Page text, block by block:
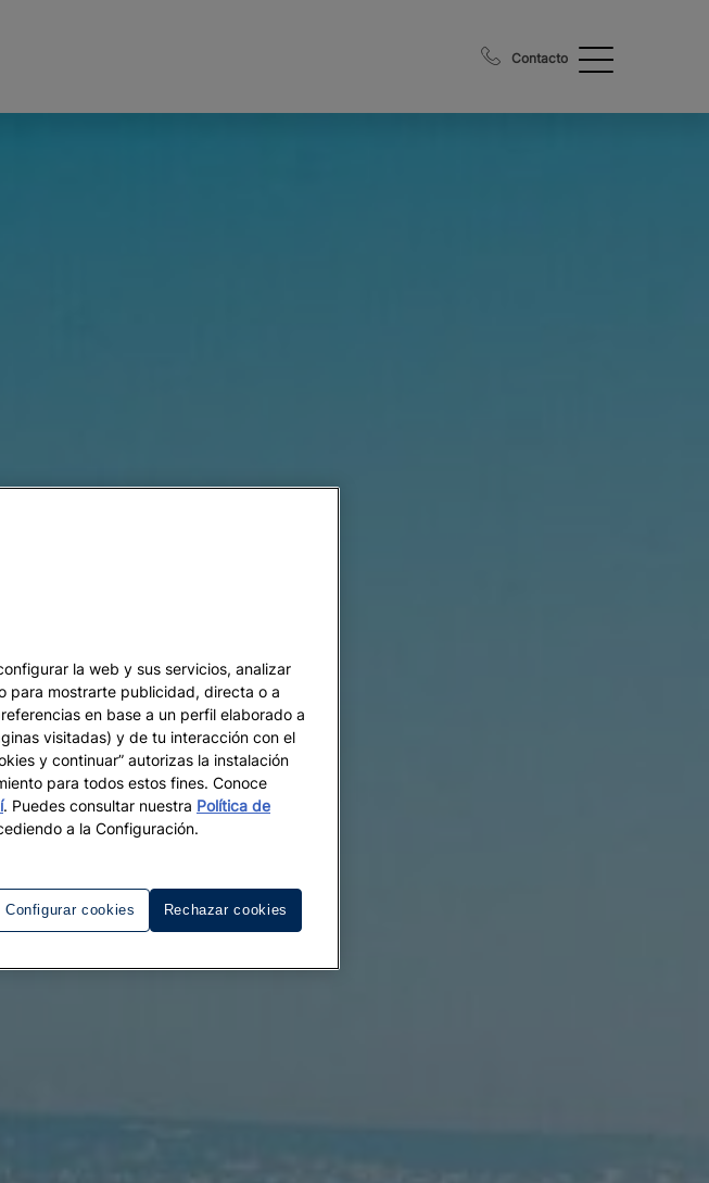
Contacto
la web y sus servicios, analizar
para mostrarte publicidad, directa o a
en base a un perfil elaborado a
visitadas) y de tu interacción con el
y continuar” autorizas la instalación
para todos estos fines. Conoce
. Puedes consultar nuestra Política de
a la Configuración.
Configurar cookies Rechazar cookies